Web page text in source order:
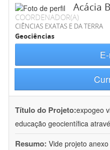
Acácia
COORDENADOR(A)
CIÊNCIAS EXATAS E DA TERRA
Geociências
Título do Projeto:expogeo
educação geocientífica
Resumo: Vide projeto anexo